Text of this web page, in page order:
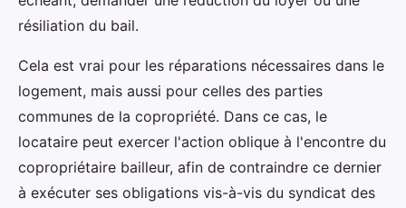
résiliation du bail.
Cela est vrai pour les réparations nécessaires dans le
logement, mais aussi pour celles des parties
communes de la copropriété. Dans ce cas, le
locataire peut exercer l'action oblique à l'encontre du
copropriétaire bailleur, afin de contraindre ce dernier
à exécuter ses obligations vis-à-vis du syndicat des